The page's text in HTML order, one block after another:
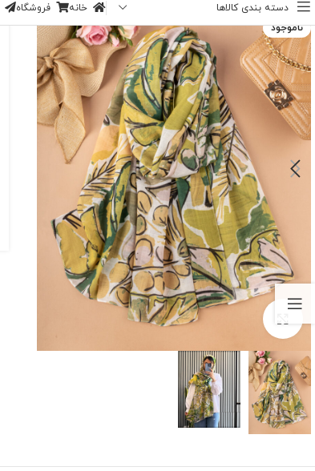
دسته بندی کالاها خانه فروشگاه
-39%
ناموجود
بزرگنمایی تصویر